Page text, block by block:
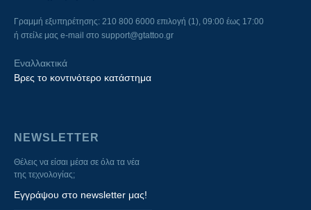
Γραμμή εξυπηρέτησης: 210 800 6000 επιλογή (1), 09:00 έως 17:00
ή στείλε μας e-mail στο support@gtattoo.gr
Εναλλακτικά
Βρες το κοντινότερο κατάστημα
NEWSLETTER
Θέλεις να είσαι μέσα σε όλα τα νέα
της τεχνολογίας;
Εγγράψου στο newsletter μας!